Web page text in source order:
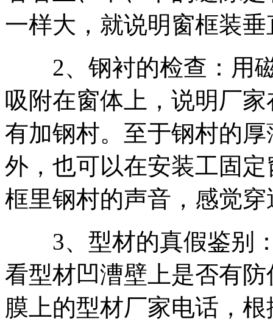
一样大，就说明窗框装
2、钢衬的检查：用磁
吸附在窗体上，说明厂
有加钢村。至于钢村的
外，也可以在安装工固
框里钢村的声音，感觉
3、型材的真假鉴别：
看型材凹漕壁上是否有
膜上的型材厂家电话，